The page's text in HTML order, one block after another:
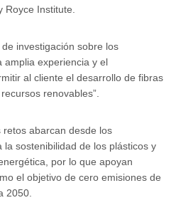
Institute.
investigación sobre los
amplia experiencia y el
al cliente el desarrollo de fibras
renovables”.
abarcan desde los
sostenibilidad de los plásticos y
por lo que apoyan
el objetivo de cero emisiones de
2050.